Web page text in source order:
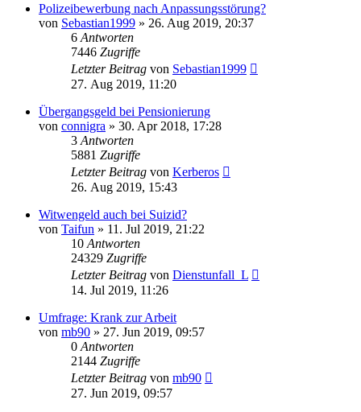
Polizeibewerbung nach Anpassungsstörung?
von Sebastian1999 » 26. Aug 2019, 20:37
6 Antworten
7446 Zugriffe
Letzter Beitrag von Sebastian1999
27. Aug 2019, 11:20
Übergangsgeld bei Pensionierung
von connigra » 30. Apr 2018, 17:28
3 Antworten
5881 Zugriffe
Letzter Beitrag von Kerberos
26. Aug 2019, 15:43
Witwengeld auch bei Suizid?
von Taifun » 11. Jul 2019, 21:22
10 Antworten
24329 Zugriffe
Letzter Beitrag von Dienstunfall_L
14. Jul 2019, 11:26
Umfrage: Krank zur Arbeit
von mb90 » 27. Jun 2019, 09:57
0 Antworten
2144 Zugriffe
Letzter Beitrag von mb90
27. Jun 2019, 09:57